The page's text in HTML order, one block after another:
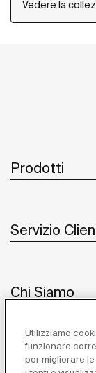
Vedere la
Prodotti
Servizio
Chi Siamo
Ispirazione
Utilizziamo
funzionare
per migliorare